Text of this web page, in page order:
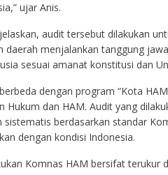
ujar Anis.
audit tersebut dilakukan
daerah menjalankan tanggung
sesuai amanat konstitusi dan
dengan program “Kota
Hukum dan HAM. Audit yang
berdasarkan standar
dengan kondisi Indonesia.
Komnas HAM bersifat terukur